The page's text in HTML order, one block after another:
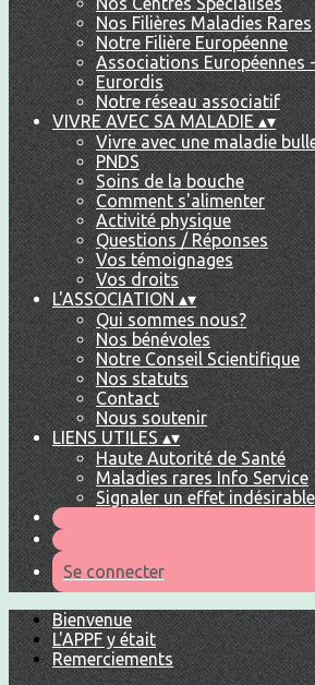
Nos Filières Maladies Rares
Notre Filière Européenne
Associations Européennes
Eurordis
Notre réseau associatif
VIVRE AVEC SA MALADIE▴▾
Vivre avec une maladie
PNDS
Soins de la bouche
Comment s'alimenter
Activité physique
Questions / Réponses
Vos témoignages
Vos droits
L'ASSOCIATION▴▾
Qui sommes nous?
Nos bénévoles
Notre Conseil Scientifique
Nos statuts
Contact
Nous soutenir
LIENS UTILES▴▾
Haute Autorité de Santé
Maladies rares Info Service
Signaler un effet indésirable
Se connecter
Bienvenue
L'APPF y était
Remerciements